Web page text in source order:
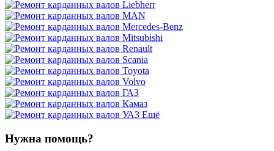
Ещё
Нужна помощь?